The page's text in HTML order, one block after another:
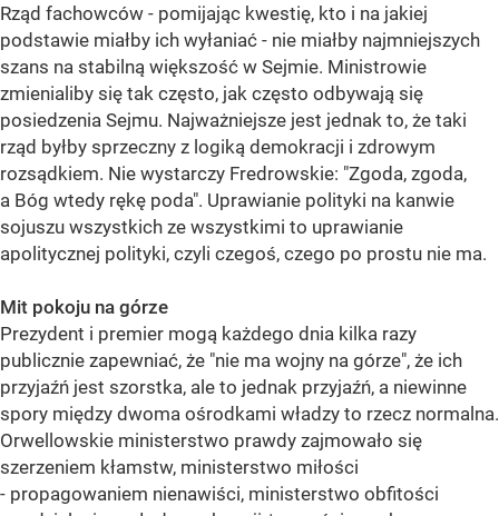
Rząd fachowców - pomijając kwestię, kto i na jakiej
podstawie miałby ich wyłaniać - nie miałby najmniejszych
szans na stabilną większość w Sejmie. Ministrowie
zmienialiby się tak często, jak często odbywają się
posiedzenia Sejmu. Najważniejsze jest jednak to, że taki
rząd byłby sprzeczny z logiką demokracji i zdrowym
rozsądkiem. Nie wystarczy Fredrowskie: "Zgoda, zgoda,
a Bóg wtedy rękę poda". Uprawianie polityki na kanwie
sojuszu wszystkich ze wszystkimi to uprawianie
apolitycznej polityki, czyli czegoś, czego po prostu nie ma.
Mit pokoju na górze
Prezydent i premier mogą każdego dnia kilka razy
publicznie zapewniać, że "nie ma wojny na górze", że ich
przyjaźń jest szorstka, ale to jednak przyjaźń, a niewinne
spory między dwoma ośrodkami władzy to rzecz normalna.
Orwellowskie ministerstwo prawdy zajmowało się
szerzeniem kłamstw, ministerstwo miłości
- propagowaniem nienawiści, ministerstwo obfitości